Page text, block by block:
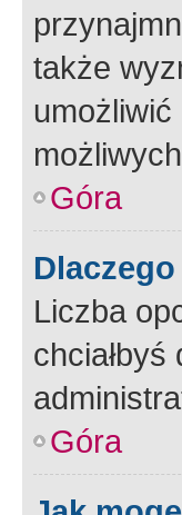
także
Góra
Liczba
Góra